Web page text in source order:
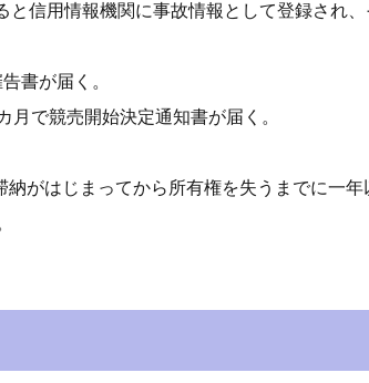
信用情報機関に事故情報として登録され
書が届く。
で競売開始決定通知書が届く。
がはじまってから所有権を失うまでに一年